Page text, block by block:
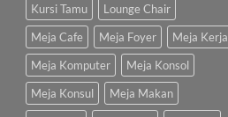
Kursi Tamu
Lounge Chair
Meja Cafe
Meja Foyer
Meja Kerja
Meja Komputer
Meja Konsol
Meja Konsul
Meja Makan